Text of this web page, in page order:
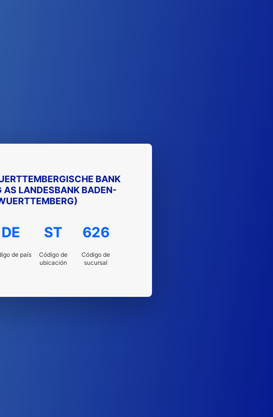
BANK
AS LANDESBANK BADEN-
DE
de país
ST
Código de
ubicación
626
Código de
sucursal